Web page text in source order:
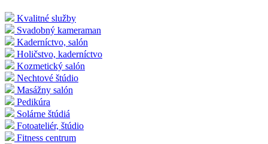
Kvalitné služby
Svadobný kameraman
Kaderníctvo, salón
Holičstvo, kaderníctvo
Kozmetický salón
Nechtové štúdio
Masážny salón
Pedikúra
Solárne štúdiá
Fotoateliér, štúdio
Fitness centrum